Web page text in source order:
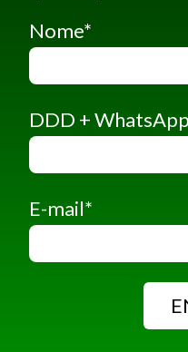
Nome*
DDD + WhatsApp
E-mail*